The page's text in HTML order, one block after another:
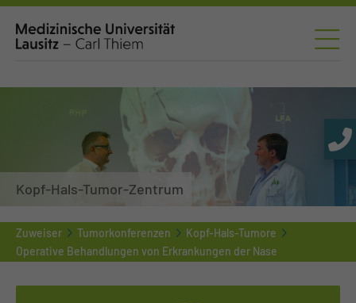
Kopf-Hals-Tumor-Zentrum
Zuweiser Tumorkonferenzen
Kopf-Hals-Tumore
Operative Behandlungen von Erkrankungen der Nase